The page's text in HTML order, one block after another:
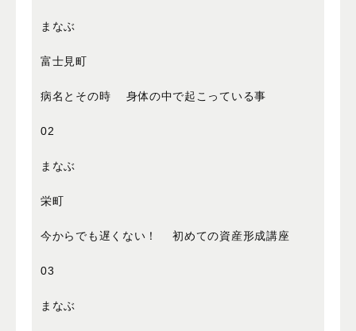
まなぶ
富士見町
病名とその時 身体の中で起こっている事
02
まなぶ
栄町
今からでも遅くない！ 初めての資産形成講座
03
まなぶ